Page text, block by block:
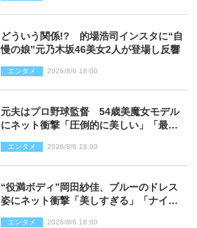
どういう関係!? 的場浩司インスタに“自
慢の娘”元乃木坂46美女2人が登場し反響
エンタメ 2026/8/6 18:00
元夫はプロ野球監督 54歳美魔女モデル
にネット衝撃「圧倒的に美しい」「最強
エンタメ 2026/8/6 18:00
“役満ボディ”岡田紗佳、ブルーのドレス
姿にネット衝撃「美しすぎる」「ナイ
エンタメ 2026/8/6 18:00